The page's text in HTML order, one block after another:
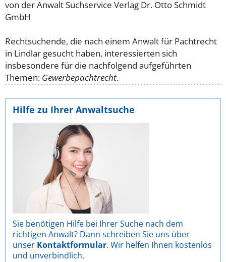
von der Anwalt Suchservice Verlag Dr. Otto Schmidt
GmbH
Rechtsuchende, die nach einem Anwalt für Pachtrecht
in Lindlar gesucht haben, interessierten sich
insbesondere für die nachfolgend aufgeführten
Themen: Gewerbepachtrecht.
Hilfe zu Ihrer Anwaltsuche
Sie benötigen Hilfe bei Ihrer Suche nach dem
richtigen Anwalt? Dann schreiben Sie uns über
unser Kontaktformular. Wir helfen Ihnen kostenlos
und unverbindlich.